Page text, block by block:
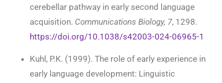
cerebellar pathway in early second language
acquisition. Communications Biology, 7, 1298.
https://doi.org/10.1038/s42003-024-06965-1
Kuhl, P.K. (1999). The role of early experience in
early language development: Linguistic